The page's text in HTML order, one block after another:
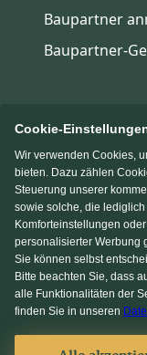
Baupartner
Baupartner-
Cookie-
Wir verwenden Cookies,
bieten. Dazu zählen
Steuerung unserer
sowie solche, die
Komforteinstellungen
personalisierter Werbung
Sie können selbst
Bitte beachten Sie, dass
alle Funktionalitäten der
finden Sie in unseren